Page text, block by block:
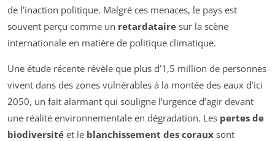
de l’inaction politique. Malgré ces menaces, le pays est
souvent perçu comme un retardataire sur la scène
internationale en matière de politique climatique.
Une étude récente révèle que plus d’1,5 million de personnes
vivent dans des zones vulnérables à la montée des eaux d’ici
2050, un fait alarmant qui souligne l’urgence d’agir devant
une réalité environnementale en dégradation. Les pertes de
biodiversité et le blanchissement des coraux sont